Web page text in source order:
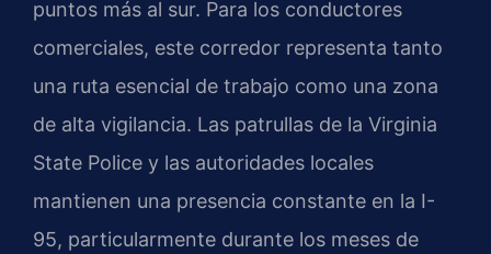
puntos más al sur. Para los conductores
comerciales, este corredor representa tanto
una ruta esencial de trabajo como una zona
de alta vigilancia. Las patrullas de la Virginia
State Police y las autoridades locales
mantienen una presencia constante en la I-
95, particularmente durante los meses de